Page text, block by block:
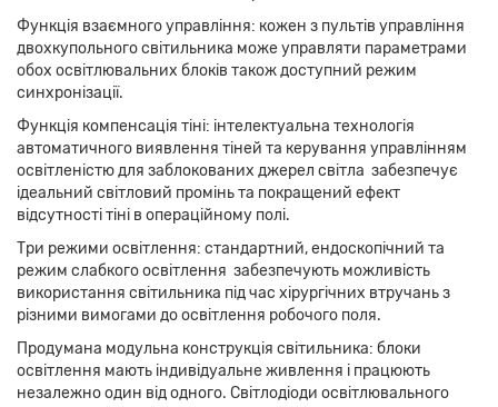
Функція взаємного управління: кожен з пультів управління
двохкупольного світильника може управляти параметрами
обох освітлювальних блоків також доступний режим
синхронізації.
Функція компенсація тіні: інтелектуальна технологія
автоматичного виявлення тіней та керування управлінням
освітленістю для заблокованих джерел світла забезпечує
ідеальний світловий промінь та покращений ефект
відсутності тіні в операційному полі.
Три режими освітлення: стандартний, ендоскопічний та
режим слабкого освітлення забезпечують можливість
використання світильника під час хірургічних втручань з
різними вимогами до освітлення робочого поля.
Продумана модульна конструкція світильника: блоки
освітлення мають індивідуальне живлення і працюють
незалежно один від одного. Світлодіоди освітлювального